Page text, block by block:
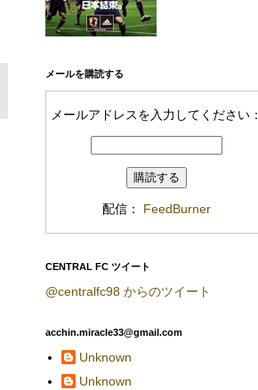
メールを購読する
メールアドレスを入力してください：
配信： FeedBurner
CENTRAL FC ツイート
@centralfc98 からのツイート
acchin.miracle33@gmail.com
Unknown
Unknown